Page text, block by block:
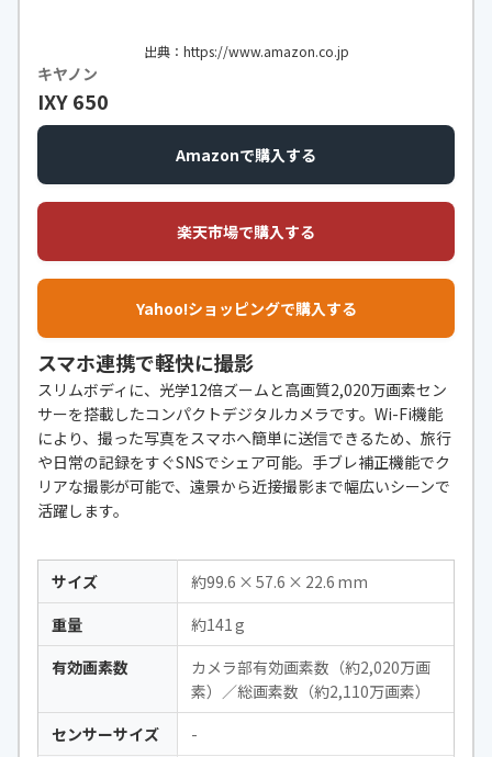
出典：https://www.amazon.co.jp
キヤノン
IXY 650
Amazonで購入する
楽天市場で購入する
Yahoo!ショッピングで購入する
スマホ連携で軽快に撮影
スリムボディに、光学12倍ズームと高画質2,020万画素セン
サーを搭載したコンパクトデジタルカメラです。Wi-Fi機能
により、撮った写真をスマホへ簡単に送信できるため、旅行
や日常の記録をすぐSNSでシェア可能。手ブレ補正機能でク
リアな撮影が可能で、遠景から近接撮影まで幅広いシーンで
活躍します。
サイズ
約99.6 × 57.6 × 22.6 mm
重量
約141 g
有効画素数
カメラ部有効画素数（約2,020万画
素）／総画素数（約2,110万画素）
センサーサイズ
-